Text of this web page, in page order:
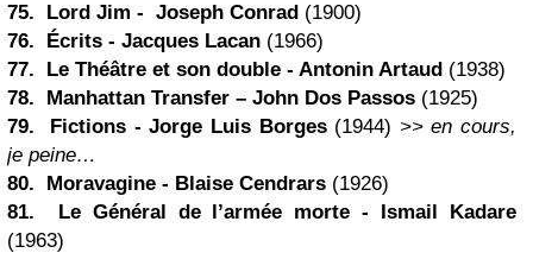
75. Lord Jim - Joseph Conrad (1900)
76. Écrits - Jacques Lacan (1966)
77. Le Théâtre et son double - Antonin Artaud (1938)
78. Manhattan Transfer – John Dos Passos (1925)
79. Fictions - Jorge Luis Borges(1944) >> en cours,
je peine…
80. Moravagine - Blaise Cendrars (1926)
81. Le Général de l’armée morte - Ismail Kadare
(1963)